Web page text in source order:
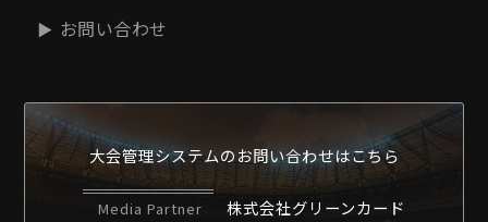
お問い合わせ
大会管理システムのお問い合わせはこちら
Media Partner 株式会社グリーンカード